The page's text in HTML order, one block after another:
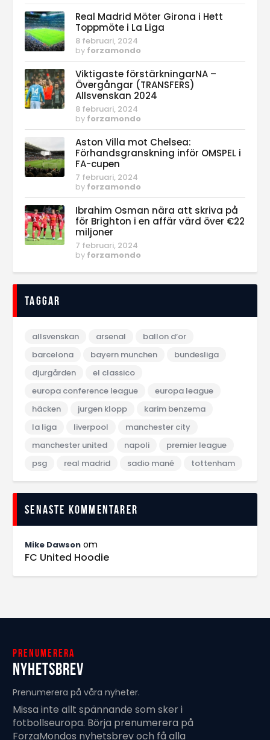
Real Madrid Möter Girona i Hett
Toppmöte i La Liga
8 februari, 2024
by forzamondo
Viktigaste förstärkningarNA –
Övergångar (TRANSFERS)
Allsvenskan 2024
8 februari, 2024
by forzamondo
Aston Villa mot Chelsea:
Förhandsgranskning inför OMSPEL i
FA-cupen
7 februari, 2024
by forzamondo
Ibrahim Osman nära att skriva på
för Brighton i en affär värd över €22
miljoner
7 februari, 2024
by forzamondo
Taggar
allsvenskan arsenal
ballon d‘or
barcelona
bayern munchen
bundesliga
djurgården
el classico
europa conference league
europa league
häcken
jurgen klopp
karim benzema
la liga
liverpool
manchester city
manchester united
napoli
premier league
psg
real madrid sadio mané tottenham
Senaste kommentarer
Mike Dawson om
FC United Hoodie
Prenumerera
Nyhetsbrev
Prenumerera på våra nyheter.
Missa inte allt spännande som sker i
fotbollseuropa. Börja prenumerera på
ForzaMondos nyhetsbrev och få alla